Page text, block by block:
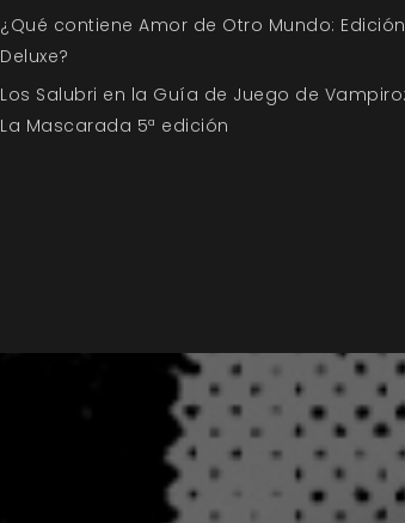
¿Qué contiene Amor de Otro Mundo: Edición
Deluxe?
Los Salubri en la Guía de Juego de Vampiro:
La Mascarada 5ª edición